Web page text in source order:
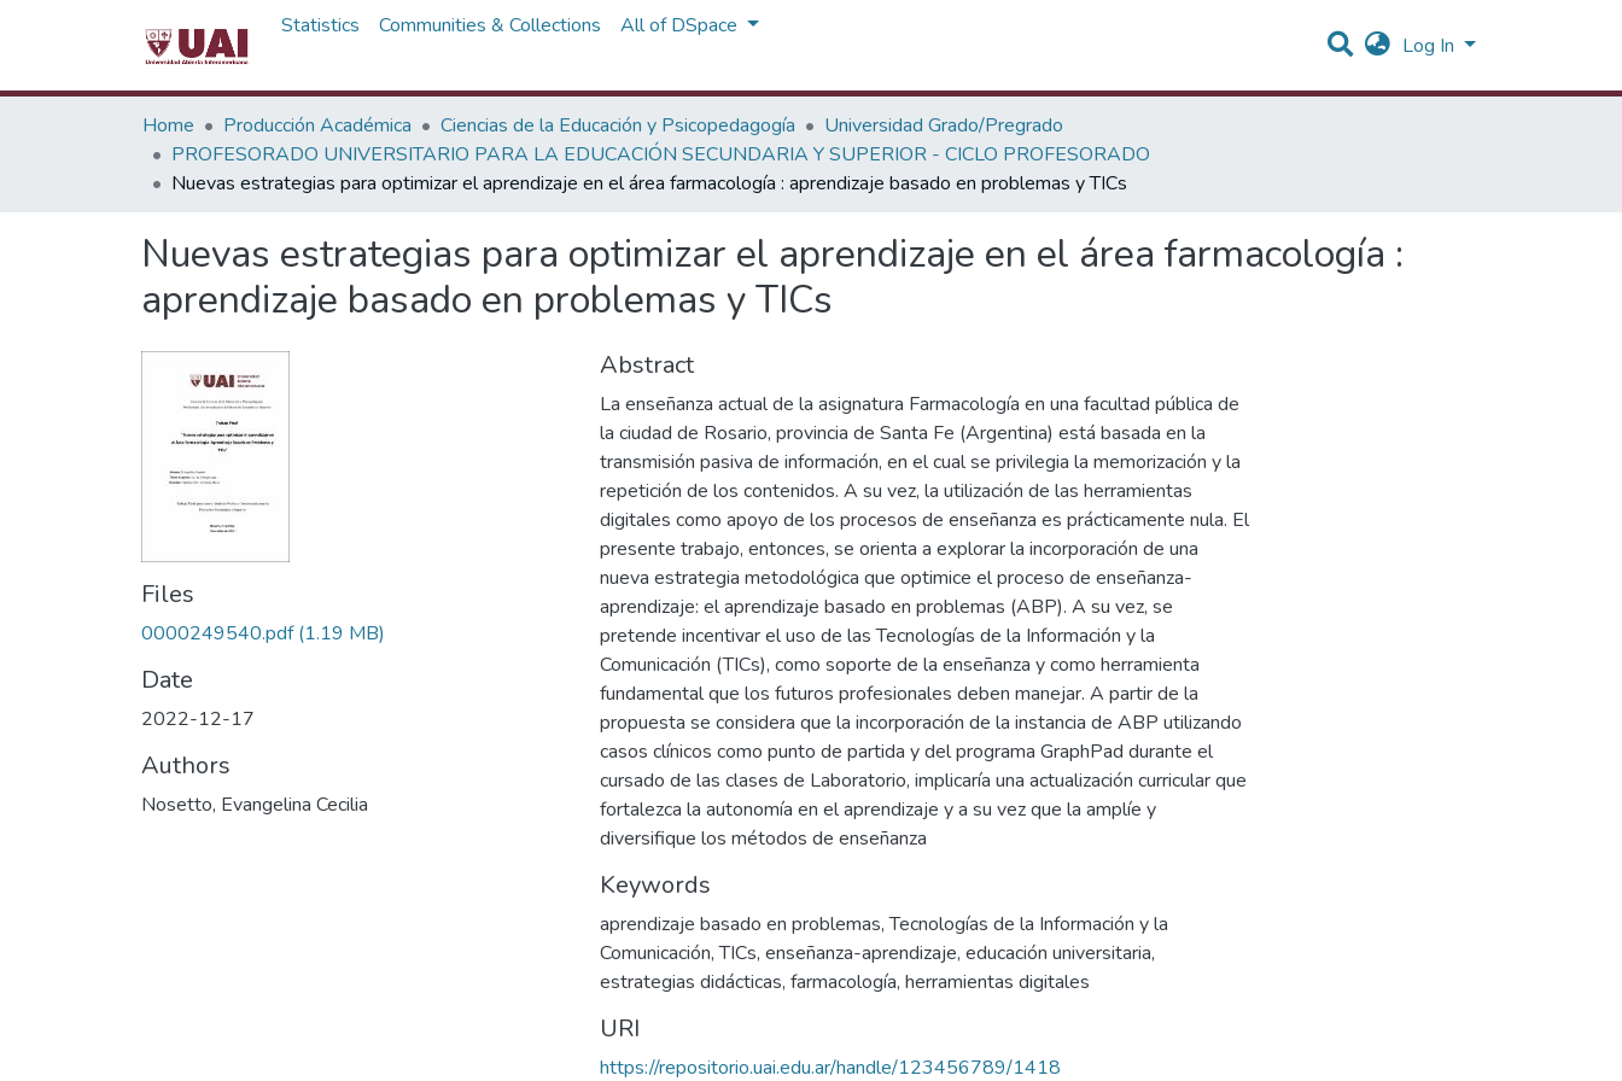
Statistics Communities & Collections All of DSpace
Log In
Home Producción Académica Ciencias de la Educación y Psicopedagogía
Universidad Grado/Pregrado
PROFESORADO UNIVERSITARIO PARA LA EDUCACIÓN SECUNDARIA Y SUPERIOR - CICLO PROFESORADO
Nuevas estrategias para optimizar el aprendizaje en el área farmacología : aprendizaje basado en problemas y TICs
Nuevas estrategias para optimizar el aprendizaje en el área farmacología :
aprendizaje basado en problemas y TICs
Files
0000249540.pdf (1.19 MB)
Date
2022-12-17
Authors
Nosetto, Evangelina Cecilia
Abstract
La enseñanza actual de la asignatura Farmacología en una facultad pública de
la ciudad de Rosario, provincia de Santa Fe (Argentina) está basada en la
transmisión pasiva de información, en el cual se privilegia la memorización y la
repetición de los contenidos. A su vez, la utilización de las herramientas
digitales como apoyo de los procesos de enseñanza es prácticamente nula. El
presente trabajo, entonces, se orienta a explorar la incorporación de una
nueva estrategia metodológica que optimice el proceso de enseñanza-
aprendizaje: el aprendizaje basado en problemas (ABP). A su vez, se
pretende incentivar el uso de las Tecnologías de la Información y la
Comunicación (TICs), como soporte de la enseñanza y como herramienta
fundamental que los futuros profesionales deben manejar. A partir de la
propuesta se considera que la incorporación de la instancia de ABP utilizando
casos clínicos como punto de partida y del programa GraphPad durante el
cursado de las clases de Laboratorio, implicaría una actualización curricular que
fortalezca la autonomía en el aprendizaje y a su vez que la amplíe y
diversifique los métodos de enseñanza
Keywords
aprendizaje basado en problemas, Tecnologías de la Información y la
Comunicación, TICs, enseñanza-aprendizaje, educación universitaria,
estrategias didácticas, farmacología, herramientas digitales
URI
https://repositorio.uai.edu.ar/handle/123456789/1418